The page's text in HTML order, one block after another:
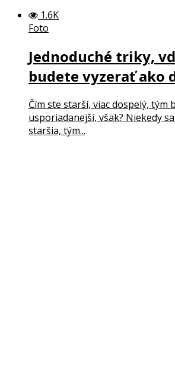
1.6K
Foto
Jednoduché triky,
budete vyzerať ako
Čím ste starší, viac dospelý, tým
usporiadanejší, však? Niekedy
staršia, tým...